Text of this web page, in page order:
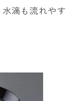
滴も流れやす